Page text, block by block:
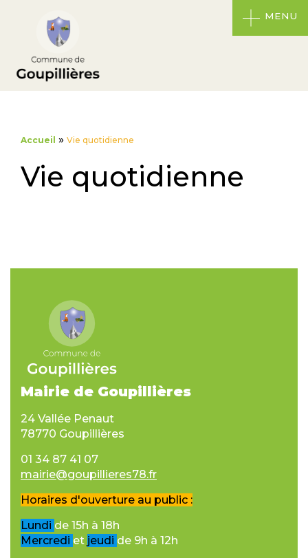
MENU
Accueil » Vie quotidienne
Vie quotidienne
Mairie de Goupillières
24 Vallée Penaut
78770 Goupillières
01 34 87 41 07
mairie@goupillieres78.fr
Horaires d'ouverture au public :
Lundi de 15h à 18h
Mercredi et jeudi de 9h à 12h